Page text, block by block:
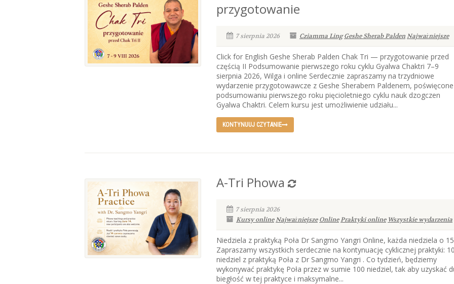
przygotowanie
7 sierpnia 2026 Cziamma Ling Geshe Sherab PaldenNajważniejsze
Click for English Geshe Sherab Palden Chak Tri — przygotowanie przed
częścią II Podsumowanie pierwszego roku cyklu Gyalwa Chaktri 7–9
sierpnia 2026, Wilga i online Serdecznie zapraszamy na trzydniowe
wydarzenie przygotowawcze z Geshe Sherabem Paldenem, poświęcone
podsumowaniu pierwszego roku pięcioletniego cyklu nauk dzogczen
Gyalwa Chaktri. Celem kursu jest umożliwienie udziału...
KONTYNUUJ CZYTANIE
A-Tri Phowa
7 sierpnia 2026
Kursy onlineNajważniejsze OnlinePraktyki online Wszystkie wydarzenia
Niedziela z praktyką Poła Dr Sangmo Yangri Online, każda niedziela o
Zapraszamy wszystkich serdecznie na kontynuację cyklicznej praktyki:
niedziel z praktyką Poła z Dr Sangmo Yangri . Co tydzień, będziemy
wykonywać praktykę Poła przez w sumie 100 niedziel, tak aby uzyskać
biegłość w tej praktyce i maksymalne...